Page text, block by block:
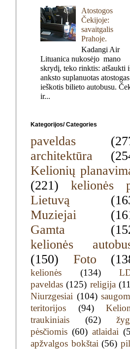
Atostogos
Čekijoje:
savaitgalis
Prahoje.
Kadangi Air
Lituanica nukosėjo mano
skrydį, teko rinktis: atšaukti
anksto suplanuotas
ieškotis bilieto autobusu.
ir...
Kategorijos/ Categories
paveldas
architektūra
Kelionių
(221)
kelionės
Lietuvą
Muziejai
Gamta
kelionės
(150)
Foto
kelionės (134)
paveldas (125) religija
Niurzgesiai (104)
teritorijos
(94)
traukiniais
(62)
pėsčiomis (60) atlaidai
apžvalgos bokštai (56)